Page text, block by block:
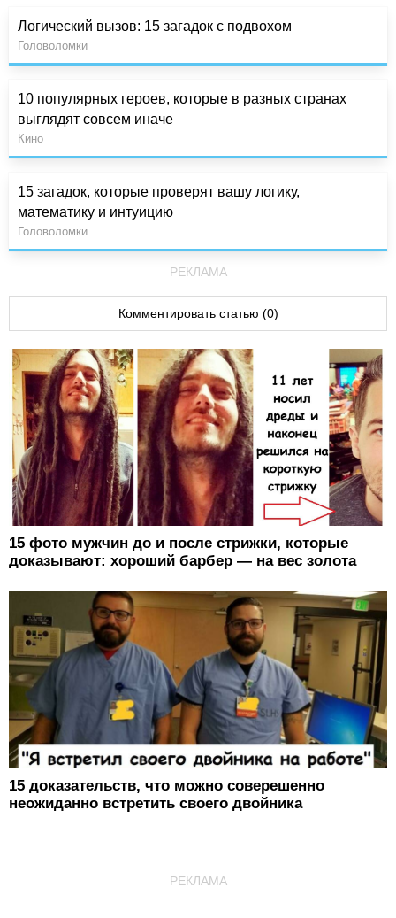
Логический вызов: 15 загадок с подвохом
Головоломки
10 популярных героев, которые в разных странах
выглядят совсем иначе
Кино
15 загадок, которые проверят вашу логику,
математику и интуицию
Головоломки
РЕКЛАМА
Комментировать статью (0)
15 фото мужчин до и после стрижки, которые
доказывают: хороший барбер — на вес золота
15 доказательств, что можно соверешенно
неожиданно встретить своего двойника
РЕКЛАМА